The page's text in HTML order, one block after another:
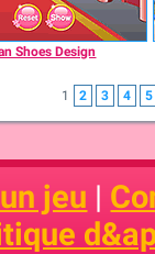
Shoes Design
1 2 3 4 5
jeu |